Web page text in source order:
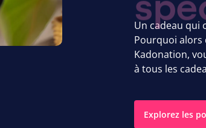
Un cadeau qui
Pourquoi alors
Kadonation,
à tous les
Explorez les